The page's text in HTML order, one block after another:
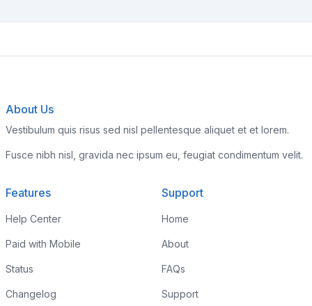
About Us
Vestibulum quis risus sed nisl pellentesque aliquet et et lorem.
Fusce nibh nisl, gravida nec ipsum eu, feugiat condimentum velit.
Features
Help Center
Paid with Mobile
Status
Changelog
Support
Home
About
FAQs
Support